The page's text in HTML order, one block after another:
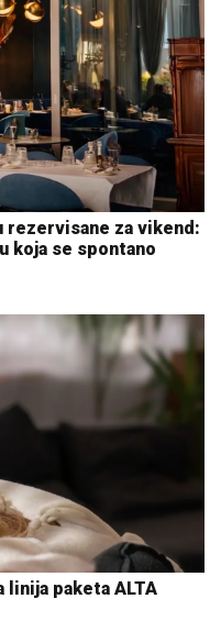
rezervisane za vikend:
koja se spontano
paketa ALTA